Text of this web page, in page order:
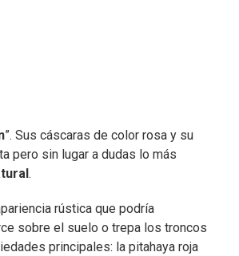
”. Sus cáscaras de color rosa y su
pero sin lugar a dudas lo más
.
rústica que podría
sobre el suelo o trepa los troncos
principales: la pitahaya roja